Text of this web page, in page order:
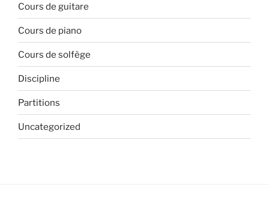
Cours de guitare
Cours de piano
Cours de solfège
Discipline
Partitions
Uncategorized